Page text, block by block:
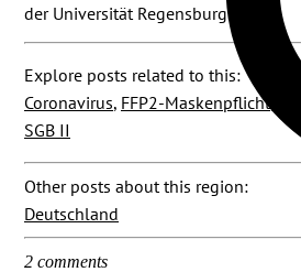
der Universität Regensburg.
Explore posts related to this:
Coronavirus, FFP2-Maskenpflicht
SGB II
Other posts about this region:
Deutschland
2 comments